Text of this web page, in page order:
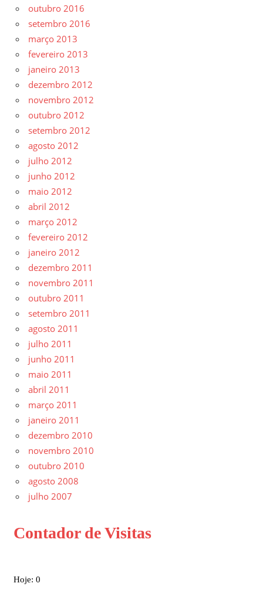
outubro 2016
setembro 2016
março 2013
fevereiro 2013
janeiro 2013
dezembro 2012
novembro 2012
outubro 2012
setembro 2012
agosto 2012
julho 2012
junho 2012
maio 2012
abril 2012
março 2012
fevereiro 2012
janeiro 2012
dezembro 2011
novembro 2011
outubro 2011
setembro 2011
agosto 2011
julho 2011
junho 2011
maio 2011
abril 2011
março 2011
janeiro 2011
dezembro 2010
novembro 2010
outubro 2010
agosto 2008
julho 2007
Contador de Visitas
Hoje: 0